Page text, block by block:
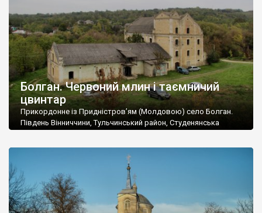
Болган. Червоний млин і таємничий
цвинтар
Прикордонне із Придністров’ям (Молдовою) село Болган.
Південь Вінниччини, Тульчинський район, Студенянська
старовинний цвинтар із кам’яними хрестами. Всі епітафії, які
збереглися, написані кирилицею, церковнослов’янською
мовою. За всіма традиційними ознаками – цвинтар
український. Хрести датуються 19 століттям. У 1924-1940
роках Болган […]